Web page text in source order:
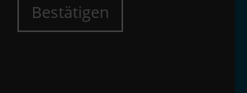
Bestätigen